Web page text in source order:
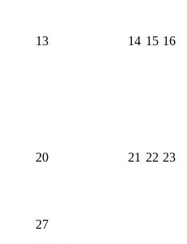
13 14 15 16
20 21 22 23
27